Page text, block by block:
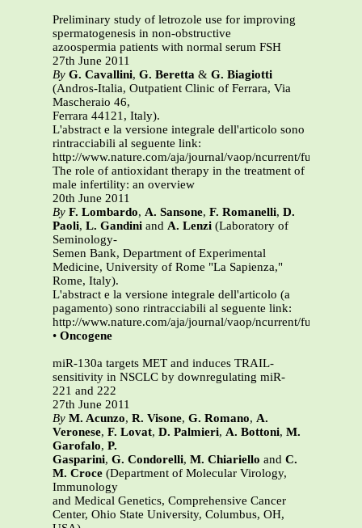
Preliminary study of letrozole use for improving
spermatogenesis in non-obstructive
azoospermia patients with normal serum FSH
27th June 2011
By G. Cavallini, G. Beretta & G. Biagiotti
(Andros-Italia, Outpatient Clinic of Ferrara, Via
Mascheraio 46,
Ferrara 44121, Italy).
L'abstract e la versione integrale dell'articolo sono
rintracciabili al seguente link:
http://www.nature.com/aja/journal/vaop/ncurrent/full/
The role of antioxidant therapy in the treatment of
male infertility: an overview
20th June 2011
By F. Lombardo, A. Sansone, F. Romanelli, D.
Paoli, L. Gandini and A. Lenzi (Laboratory of
Seminology-
Semen Bank, Department of Experimental
Medicine, University of Rome "La Sapienza,"
Rome, Italy).
L'abstract e la versione integrale dell'articolo (a
pagamento) sono rintracciabili al seguente link:
http://www.nature.com/aja/journal/vaop/ncurrent/full/
• Oncogene
miR-130a targets MET and induces TRAIL-
sensitivity in NSCLC by downregulating miR-
221 and 222
27th June 2011
By M. Acunzo, R. Visone, G. Romano, A.
Veronese, F. Lovat, D. Palmieri, A. Bottoni, M.
Garofalo, P.
Gasparini, G. Condorelli, M. Chiariello and C.
M. Croce (Department of Molecular Virology,
Immunology
and Medical Genetics, Comprehensive Cancer
Center, Ohio State University, Columbus, OH,